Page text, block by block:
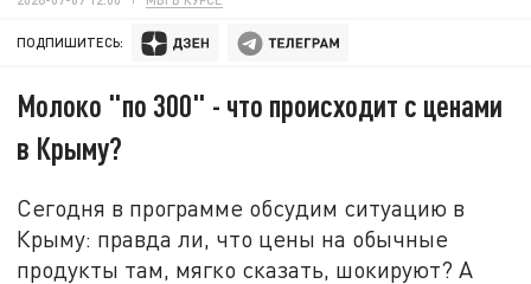
ПОДПИШИТЕСЬ:
Молоко "по 300" - что происходит с ценами
в Крыму?
Сегодня в программе обсудим ситуацию в
Крыму: правда ли, что цены на обычные
продукты там, мягко сказать, шокируют? А